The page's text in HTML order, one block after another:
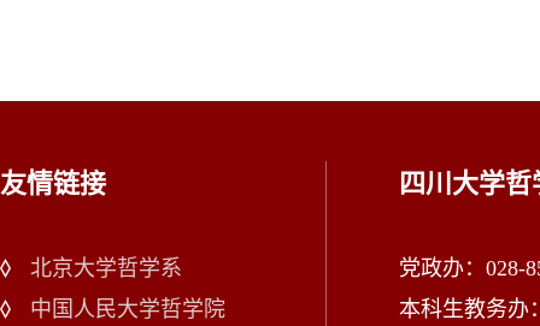
友情链接
北京大学哲学系
中国人民大学哲学院
四川大学哲
党政办：028-
本科生教务办